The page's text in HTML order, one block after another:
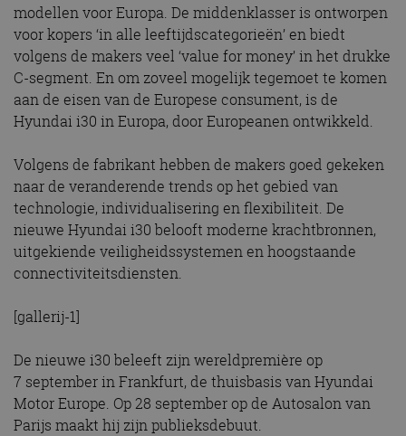
modellen voor Europa. De middenklasser is ontworpen
voor kopers ‘in alle leeftijdscategorieën’ en biedt
volgens de makers veel ‘value for money’ in het drukke
C-segment. En om zoveel mogelijk tegemoet te komen
aan de eisen van de Europese consument, is de
Hyundai i30 in Europa, door Europeanen ontwikkeld.
Volgens de fabrikant hebben de makers goed gekeken
naar de veranderende trends op het gebied van
technologie, individualisering en flexibiliteit. De
nieuwe Hyundai i30 belooft moderne krachtbronnen,
uitgekiende veiligheidssystemen en hoogstaande
connectiviteitsdiensten.
[gallerij-1]
De nieuwe i30 beleeft zijn wereldpremière op
7 september in Frankfurt, de thuisbasis van Hyundai
Motor Europe. Op 28 september op de Autosalon van
Parijs maakt hij zijn publieksdebuut.